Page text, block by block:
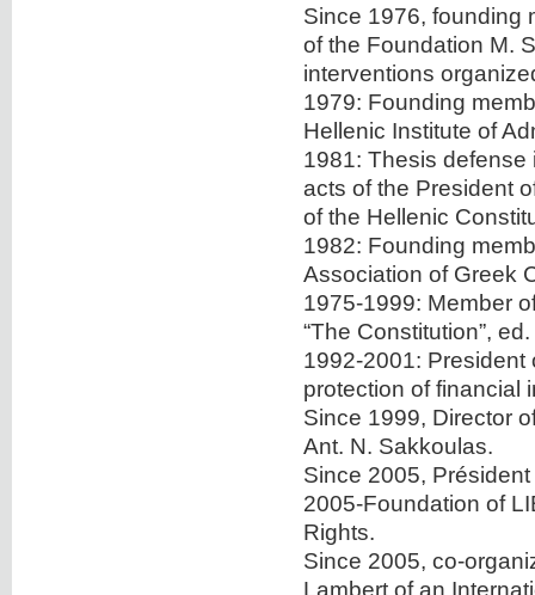
Since 1976, founding
of the Foundation M.
interventions
1979: Founding
Hellenic Institute of
1981: Thesis defense
acts of the President
of the Hellenic
1982: Founding
Association of Greek
1975-1999: Member
“The Constitution”,
1992-2001: President
protection of financial
Since 1999, Director
Ant. N. Sakkoulas.
Since 2005,
2005-Foundation of
Rights.
Since 2005, co-
Lambert of an